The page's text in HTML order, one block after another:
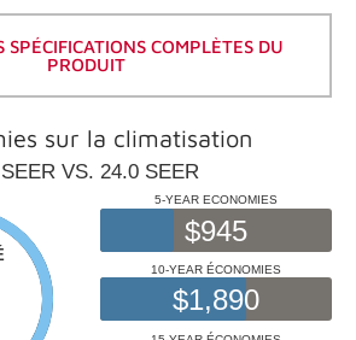
vers
même
page.
SPÉCIFICATIONS COMPLÈTES DU
PRODUIT
sur la climatisation